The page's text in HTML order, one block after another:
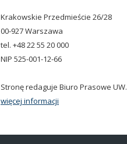
Krakowskie Przedmieście 26/28
00-927 Warszawa
tel. +48 22 55 20 000
NIP 525-001-12-66
Stronę redaguje Biuro Prasowe UW.
więcej informacji